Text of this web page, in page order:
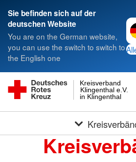
Sie befinden sich auf der
deutschen Website
You are on the German website,
you can use the switch to switch to
the English one
in Klingenthal
Klingenthal e.V.
Kreisverband